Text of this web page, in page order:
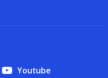
Youtube